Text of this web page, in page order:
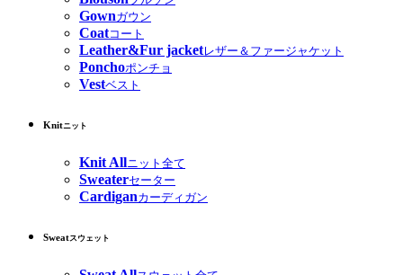
Gownガウン
Coatコート
Leather&Fur jacketレザー＆ファージャケット
Ponchoポンチョ
Vestベスト
Knitニット
Knit Allニット全て
Sweaterセーター
Cardiganカーディガン
Sweatスウェット